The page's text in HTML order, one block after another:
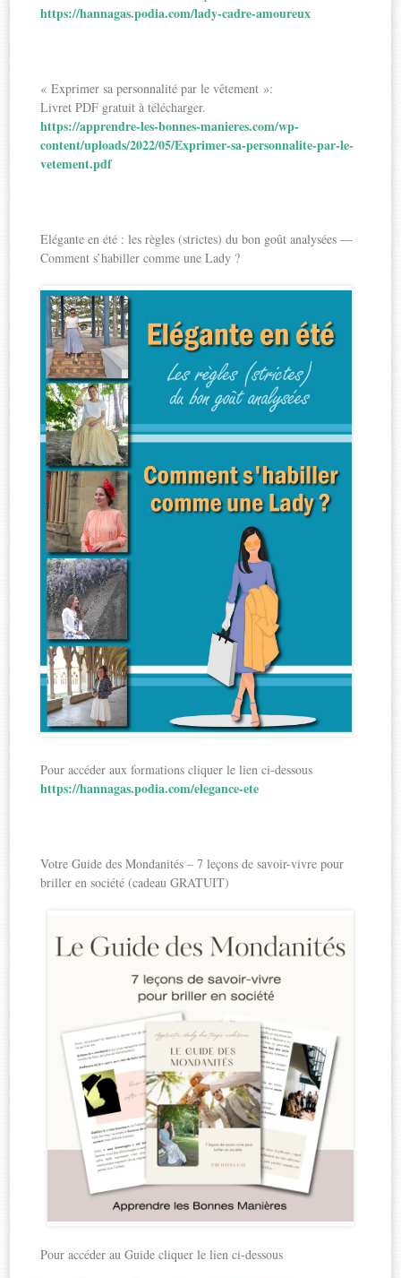
https://hannagas.podia.com/lady-cadre-amoureux
« Exprimer sa personnalité par le vêtement »:
Livret PDF gratuit à télécharger.
https://apprendre-les-bonnes-manieres.com/wp-
content/uploads/2022/05/Exprimer-sa-personnalite-par-le-
vetement.pdf
Elégante en été : les règles (strictes) du bon goût analysées —
Comment s’habiller comme une Lady ?
Pour accéder aux formations cliquer le lien ci-dessous
https://hannagas.podia.com/elegance-ete
Votre Guide des Mondanités – 7 leçons de savoir-vivre pour
briller en société (cadeau GRATUIT)
Pour accéder au Guide cliquer le lien ci-dessous